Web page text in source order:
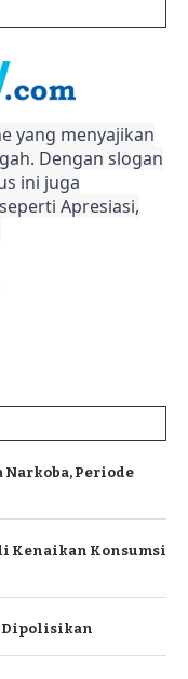
yang menyajikan
Dengan slogan
ini juga
Apresiasi,
Narkoba, Periode
Kenaikan Konsumsi
Dipolisikan